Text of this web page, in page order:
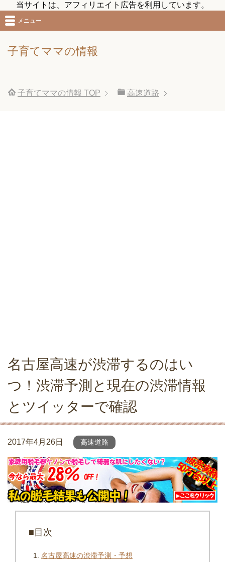
当サイトは、アフィリエイト広告を利用しています。
子育てママの情報
メニュー
子育てママの情報 TOP 高速道路
名古屋高速が渋滞するのはい
つ！渋滞予測と現在の渋滞情報
とツイッターで確認
2017年4月26日 高速道路
■目次
名古屋高速の渋滞予測・予想